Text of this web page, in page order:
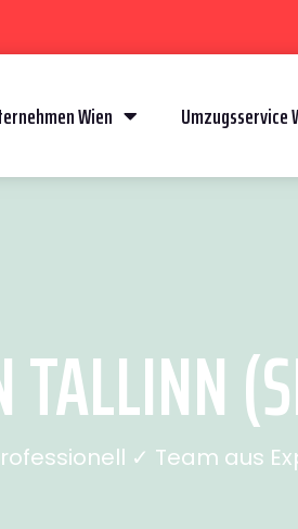
Wien Umzugsservice
✓ Team aus